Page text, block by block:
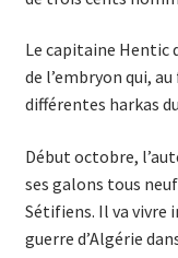
Le capitaine Hentic
de l’embryon qui,
différentes harkas
Début octobre,
ses galons tous
Sétifiens. Il va vivre
guerre d’Algérie